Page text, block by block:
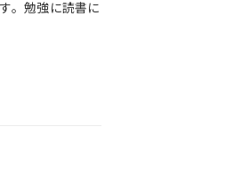
。勉強に読書に